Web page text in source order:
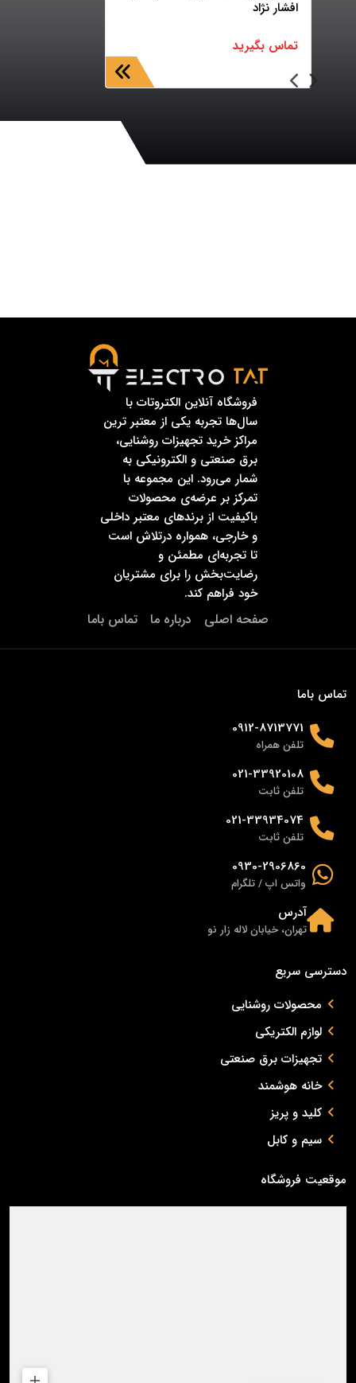
افشار نژاد
تماس بگیرید
فروشگاه آنلاین الکتروتات با
سال‌ها تجربه یکی از معتبر ترین
مراکز خرید تجهیزات روشنایی،
برق صنعتی و الکترونیکی به
شمار می‌رود. این مجموعه با
تمرکز بر عرضه‌ی محصولات
باکیفیت از برندهای معتبر داخلی
و خارجی، همواره درتلاش است
تا تجربه‌ای مطمئن و
رضایت‌بخش را برای مشتریان
خود فراهم کند.
صفحه اصلی درباره ما تماس باما
تماس باما
0912-8713771
تلفن همراه
021-33920108
تلفن ثابت
021-33934074
تلفن ثابت
0930-2906860
واتس اپ / تلگرام
آدرس
تهران، خیابان لاله زار نو
دسترسی سریع
محصولات روشنایی
لوازم الکتریکی
تجهیزات برق صنعتی
خانه هوشمند
کلید و پریز
سیم و کابل
موقعیت فروشگاه